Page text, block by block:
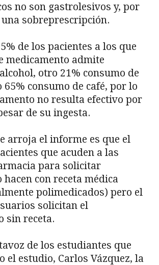
no son gastrolesivos y, por
sobreprescripción.
de los pacientes a los que
medicamento admite
otro 21% consumo de
65% consumo de café, por lo
no resulta efectivo por
de su ingesta.
arroja el informe es que el
que acuden a las
para solicitar
con receta médica
polimedicados) pero el
solicitan el
sin receta.
de los estudiantes que
el estudio, Carlos Vázquez, la